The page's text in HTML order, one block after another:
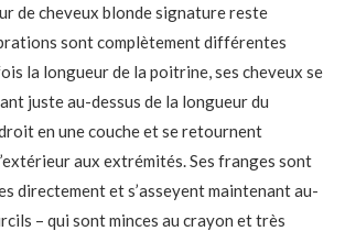
de cheveux blonde signature reste
sont complètement différentes
la longueur de la poitrine, ses cheveux se
juste au-dessus de la longueur du
en une couche et se retournent
aux extrémités. Ses franges sont
directement et s’asseyent maintenant au-
– qui sont minces au crayon et très